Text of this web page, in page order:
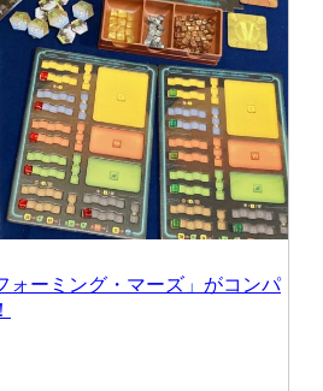
ォーミング・マーズ」がコンパ